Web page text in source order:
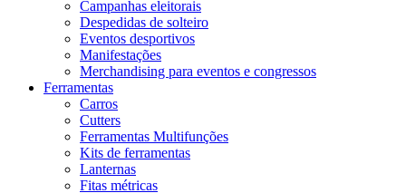
Campanhas eleitorais
Despedidas de solteiro
Eventos desportivos
Manifestações
Merchandising para eventos e congressos
Ferramentas
Carros
Cutters
Ferramentas Multifunções
Kits de ferramentas
Lanternas
Fitas métricas